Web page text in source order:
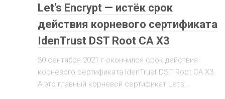
Let’s Encrypt — истёк срок
действия корневого сертификата
IdenTrust DST Root CA X3
30 сентября 2021 г окончился срок действия
корневого сертификата IdenTrust DST Root CA X3.
А это главный корневой сертификат Let’s...